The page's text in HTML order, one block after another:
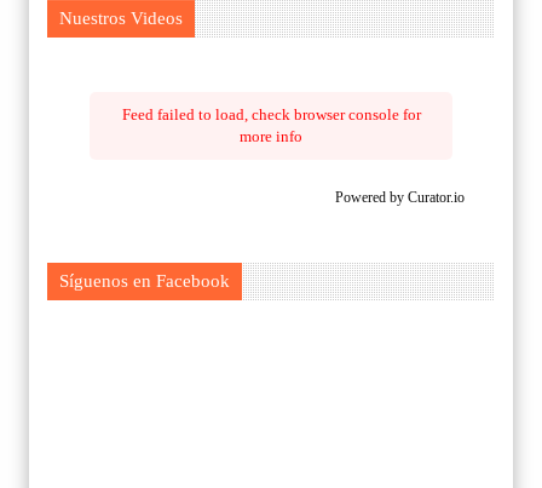
Nuestros Videos
Feed failed to load, check browser console for
more info
Powered by Curator.io
Síguenos en Facebook